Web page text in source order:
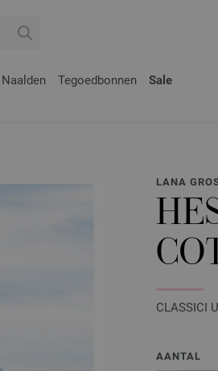
Naalden Tegoedbonnen Sale
LANA
CLASSICI
AANTAL